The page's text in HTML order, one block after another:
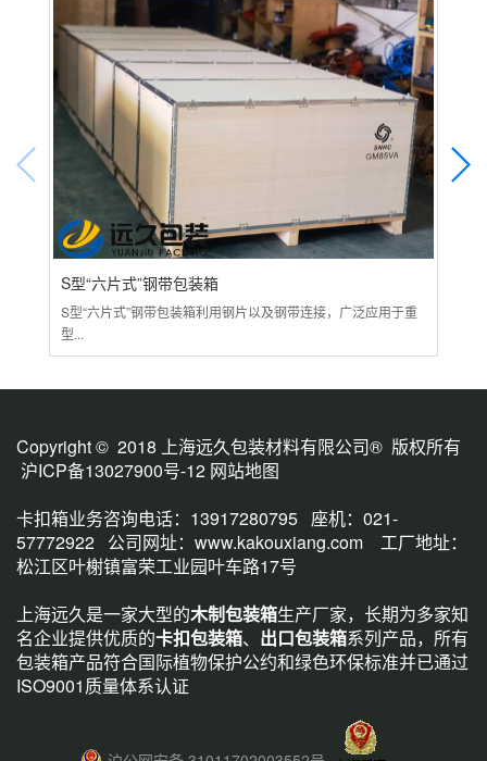
S型“六片式”钢带包装箱
S型“六片式”钢带包装箱利用钢片以及钢带连接，广泛应用于重
型...
Copyright © 2018 上海远久包装材料有限公司® 版权所有
沪ICP备13027900号-12 网站地图
卡扣箱业务咨询电话：13917280795 座机：021-
57772922 公司网址： www.kakouxiang.com 工厂地址：
松江区叶榭镇富荣工业园叶车路17号
上海远久是一家大型的木制包装箱生产厂家，长期为多家知
名企业提供优质的卡扣包装箱、 出口包装箱系列产品，所有
包装箱产品符合国际植物保护公约和绿色环保标准并已通过
ISO9001质量体系认证